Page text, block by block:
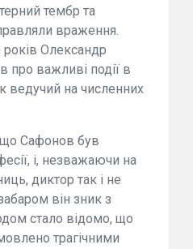
тембр та
враження.
Олександр
про важливі події в
ведучий на численних
що Сафонов був
і, незважаючи на
диктор так і не
він зник з
стало відомо, що
трагічними